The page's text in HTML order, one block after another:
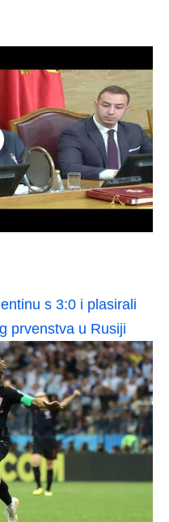
s 3:0 i plasirali
prvenstva u Rusiji